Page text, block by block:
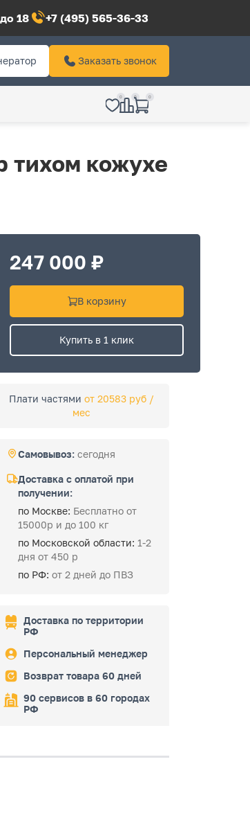
18 +7 (495) 565-36-33
Заказать звонок
0 0 0
тихом кожухе
247 000 ₽
В корзину
Купить в 1 клик
Плати частями от 20583 руб /
мес
Самовывоз: сегодня
Доставка с оплатой при
получении:
по Москве: Бесплатно от
15000р и до 100 кг
по Московской области: 1-2
дня от 450 р
по РФ: от 2 дней до ПВЗ
Доставка по территории
РФ
Персональный менеджер
Возврат товара 60 дней
90 сервисов в 60 городах
РФ